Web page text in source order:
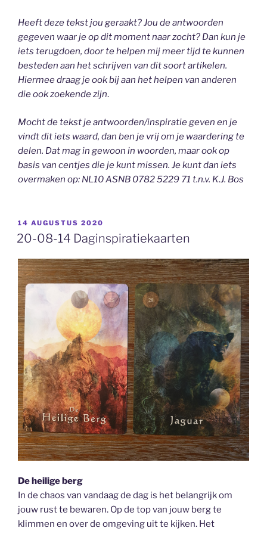
Heeft deze tekst jou geraakt? Jou de antwoorden
gegeven waar je op dit moment naar zocht? Dan kun je
iets terugdoen, door te helpen mij meer tijd te kunnen
besteden aan het schrijven van dit soort artikelen.
Hiermee draag je ook bij aan het helpen van anderen
die ook zoekende zijn.
Mocht de tekst je antwoorden/inspiratie geven en je
vindt dit iets waard, dan ben je vrij om je waardering te
delen. Dat mag in gewoon in woorden, maar ook op
basis van centjes die je kunt missen. Je kunt dan iets
overmaken op: NL10 ASNB 0782 5229 71 t.n.v. K.J. Bos
GEPLAATST
OP
14 AUGUSTUS 2020
20-08-14 Daginspiratiekaarten
De heilige berg
In de chaos van vandaag de dag is het belangrijk om
jouw rust te bewaren. Op de top van jouw berg te
klimmen en over de omgeving uit te kijken. Het